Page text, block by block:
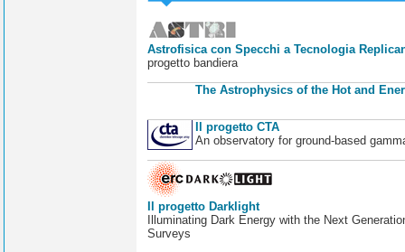
Astrofisica con Specchi a Tecnologia
progetto bandiera
The Astrophysics of the Hot and
Il progetto CTA
An observatory for ground-based
Il progetto Darklight
Illuminating Dark Energy with the Next
Surveys